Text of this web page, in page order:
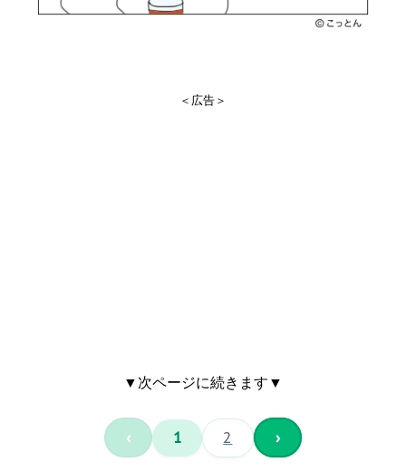
＜広告＞
▼次ページに続きます▼
‹ 1 2 ›